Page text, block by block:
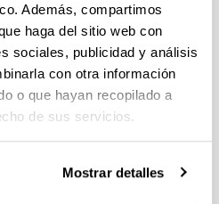
Además, compartimos
haga del sitio web con
sociales, publicidad y análisis
con otra información
o que hayan recopilado a
de sus servicios.
Mostrar detalles
EHU:
de plagio, o de falta
referenciar otros autores
la bibliografía empleada en
la persona que lo
a cabo en el trabajo, de